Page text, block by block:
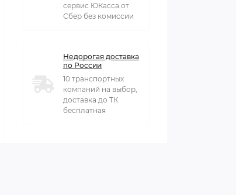
сервис ЮКасса от
Сбер без комиссии
Недорогая доставка
по России
10 транспортных
компаний на выбор,
доставка до ТК
бесплатная